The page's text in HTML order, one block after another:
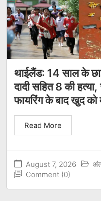
थाईलैंड: 14 साल के
दादी सहित 8 की
फायरिंग के बाद खुद को
August 7, 2026
Comment (0)
Read More